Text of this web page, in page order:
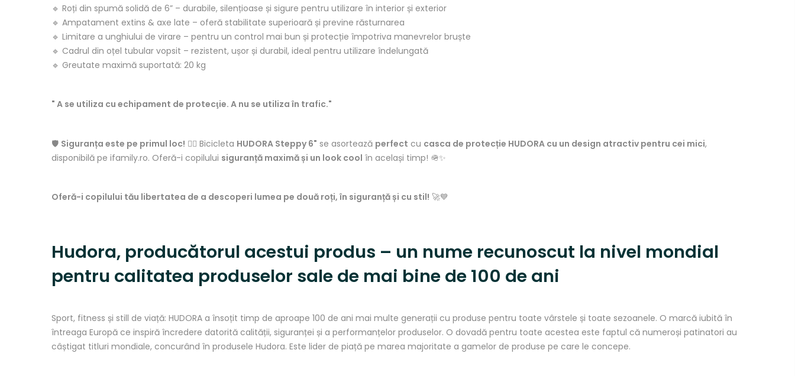
🔹 Roți din spumă solidă de 6” – durabile, silențioase și sigure pentru utilizare în interior și exterior
🔹 Ampatament extins & axe late – oferă stabilitate superioară și previne răsturnarea
🔹 Limitare a unghiului de virare – pentru un control mai bun și protecție împotriva manevrelor bruște
🔹 Cadrul din oțel tubular vopsit – rezistent, ușor și durabil, ideal pentru utilizare îndelungată
🔹 Greutate maximă suportată: 20 kg
" A se utiliza cu echipament de protecţie. A nu se utiliza în trafic."
🛡️ Siguranța este pe primul loc! 🚴‍♂️ Bicicleta HUDORA Steppy 6" se asortează perfect cu casca de protecție HUDORA cu un design atractiv pentru cei mici,
disponibilă pe ifamily.ro. Oferă-i copilului siguranță maximă și un look cool în același timp! 🪖✨
Oferă-i copilului tău libertatea de a descoperi lumea pe două roți, în siguranță și cu stil! 🚀💙
Hudora, producătorul acestui produs – un nume recunoscut la nivel mondial
pentru calitatea produselor sale de mai bine de 100 de ani
Sport, fitness și still de viață: HUDORA a însoțit timp de aproape 100 de ani mai multe generații cu produse pentru toate vârstele și toate sezoanele. O marcă iubită în
întreaga Europă ce inspiră încredere datorită calității, siguranței și a performanțelor produselor. O dovadă pentru toate acestea este faptul că numeroși patinatori au
câștigat titluri mondiale, concurând în produsele Hudora. Este lider de piață pe marea majoritate a gamelor de produse pe care le concepe.